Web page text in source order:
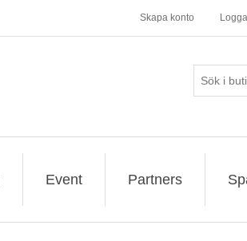
Skapa konto
Event Partners